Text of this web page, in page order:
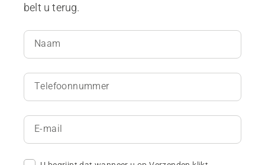
belt u terug.
Naam
Telefoonnummer
E-mail